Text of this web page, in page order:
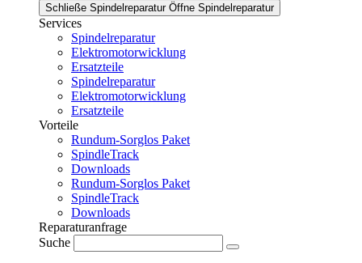
Schließe Spindelreparatur Öffne Spindelreparatur
Services
Spindelreparatur
Elektromotorwicklung
Ersatzteile
Spindelreparatur
Elektromotorwicklung
Ersatzteile
Vorteile
Rundum-Sorglos Paket
SpindleTrack
Downloads
Rundum-Sorglos Paket
SpindleTrack
Downloads
Reparaturanfrage
Suche